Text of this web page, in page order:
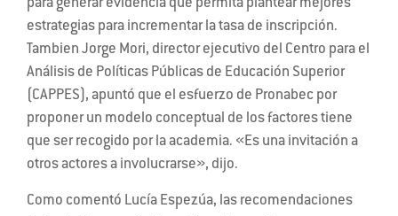
para generar evidencia que permita plantear mejores
estrategias para incrementar la tasa de inscripción.
Tambien Jorge Mori, director ejecutivo del Centro para el
Análisis de Políticas Públicas de Educación Superior
(CAPPES), apuntó que el esfuerzo de Pronabec por
proponer un modelo conceptual de los factores tiene
que ser recogido por la academia. «Es una invitación a
otros actores a involucrarse», dijo.
Como comentó Lucía Espezúa, las recomendaciones